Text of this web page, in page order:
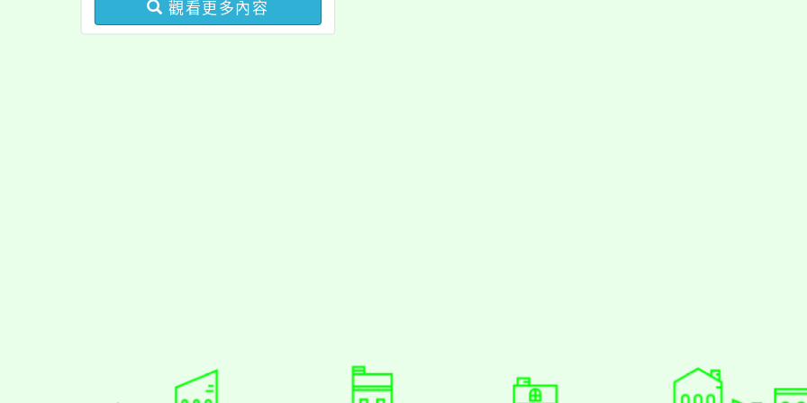
觀看更多內容
網站設計：Neil網站設計工坊
Xoops網站設計者：